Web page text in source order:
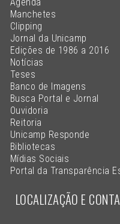
Manchetes
Clipping
Jornal da Unicamp
Edições de 1986 a 2016
Notícias
Teses
Banco de Imagens
Busca Portal e Jornal
Ouvidoria
Reitoria
Unicamp Responde
Bibliotecas
Mídias Sociais
Portal da Transparência
LOCALIZAÇÃO E